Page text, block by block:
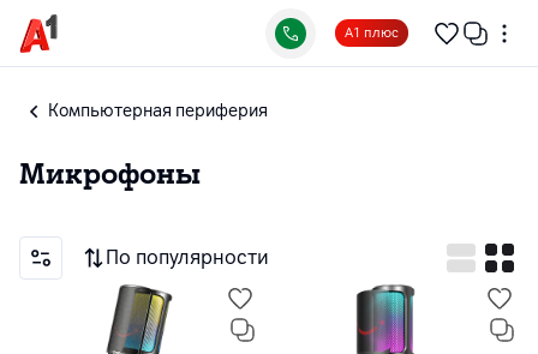
А1 плюс
Компьютерная периферия
Микрофоны
По популярности